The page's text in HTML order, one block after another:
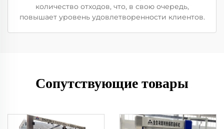
количество отходов, что, в свою очередь,
повышает уровень удовлетворенности клиентов.
Сопутствующие товары